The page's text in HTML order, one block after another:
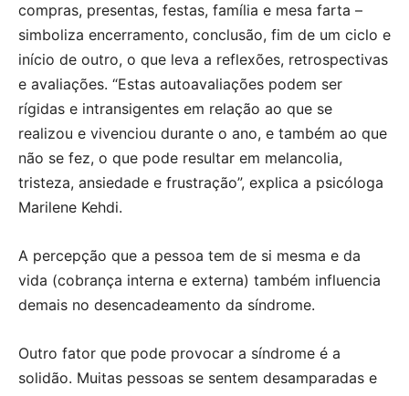
compras, presentas, festas, família e mesa farta –
simboliza encerramento, conclusão, fim de um ciclo e
início de outro, o que leva a reflexões, retrospectivas
e avaliações. “Estas autoavaliações podem ser
rígidas e intransigentes em relação ao que se
realizou e vivenciou durante o ano, e também ao que
não se fez, o que pode resultar em melancolia,
tristeza, ansiedade e frustração”, explica a psicóloga
Marilene Kehdi.
A percepção que a pessoa tem de si mesma e da
vida (cobrança interna e externa) também influencia
demais no desencadeamento da síndrome.
Outro fator que pode provocar a síndrome é a
solidão. Muitas pessoas se sentem desamparadas e